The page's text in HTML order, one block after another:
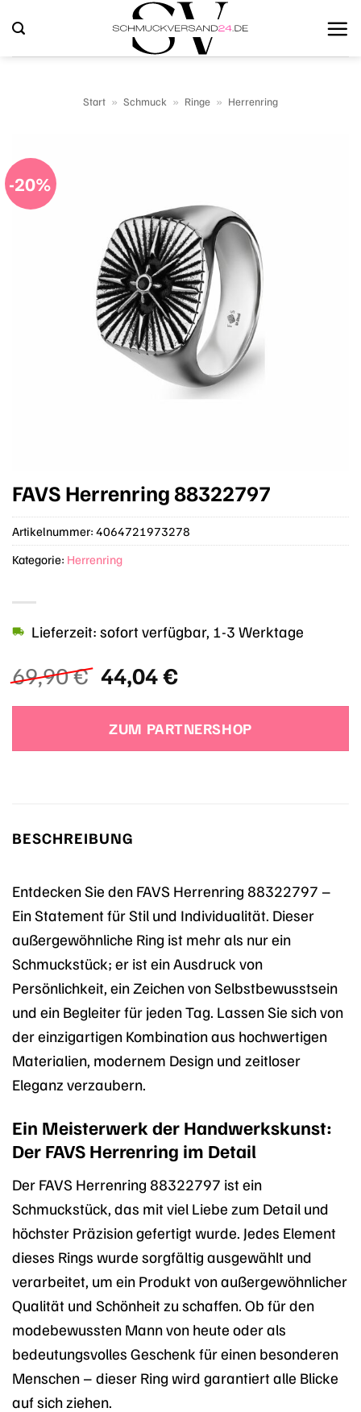
Inhalt
springen
Start » Schmuck » Ringe » Herrenring
-20%
FAVS Herrenring 88322797
69,90€ Ursprünglicher
Preis
war:
69,90 €
44,04€Aktueller
ist:
44,04 €.
Lieferzeit: sofort verfügbar, 1-3 Werktage
ZUM PARTNERSHOP
Artikelnummer: 4064721973278
Kategorie: Herrenring
BESCHREIBUNG
Entdecken Sie den FAVS Herrenring 88322797 –
Ein Statement für Stil und Individualität. Dieser
außergewöhnliche Ring ist mehr als nur ein
Schmuckstück; er ist ein Ausdruck von
Persönlichkeit, ein Zeichen von Selbstbewusstsein
und ein Begleiter für jeden Tag. Lassen Sie sich von
der einzigartigen Kombination aus hochwertigen
Materialien, modernem Design und zeitloser
Eleganz verzaubern.
Ein Meisterwerk der Handwerkskunst:
Der FAVS Herrenring im Detail
Der FAVS Herrenring 88322797 ist ein
Schmuckstück, das mit viel Liebe zum Detail und
höchster Präzision gefertigt wurde. Jedes Element
dieses Rings wurde sorgfältig ausgewählt und
verarbeitet, um ein Produkt von außergewöhnlicher
Qualität und Schönheit zu schaffen. Ob für den
modebewussten Mann von heute oder als
bedeutungsvolles Geschenk für einen besonderen
Menschen – dieser Ring wird garantiert alle Blicke
auf sich ziehen.